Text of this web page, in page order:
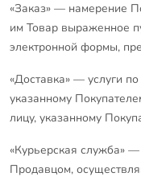
«Заказ» — намерение
им Товар выраженное
электронной формы,
«Доставка» — услуги
указанному
лицу, указанному
«Курьерская служба»
Продавцом,